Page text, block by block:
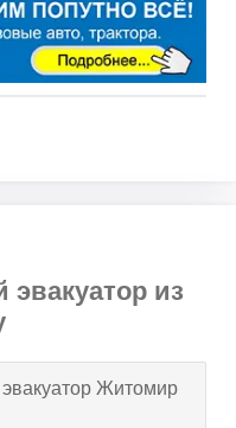
эвакуатор из
эвакуатор Житомир